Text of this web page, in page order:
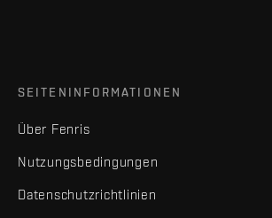
SEITENINFORMATIONEN
Über Fenris
Nutzungsbedingungen
Datenschutzrichtlinien